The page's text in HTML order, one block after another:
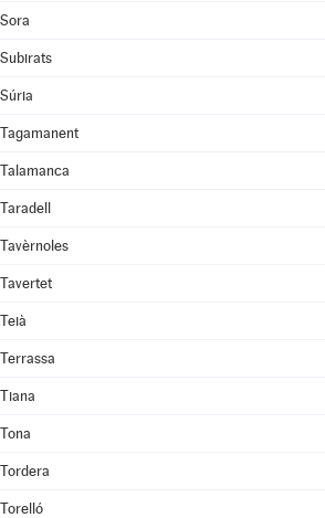
Sora
Subirats
Súria
Tagamanent
Talamanca
Taradell
Tavèrnoles
Tavertet
Teià
Terrassa
Tiana
Tona
Tordera
Torelló